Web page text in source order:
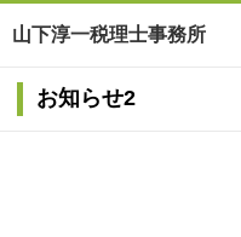
山下淳一税理士事務所
お知らせ2